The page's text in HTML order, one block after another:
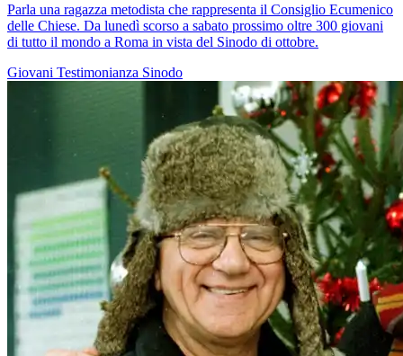
Parla una ragazza metodista che rappresenta il Consiglio Ecumenico
delle Chiese. Da lunedì scorso a sabato prossimo oltre 300 giovani
di tutto il mondo a Roma in vista del Sinodo di ottobre.
Giovani Testimonianza Sinodo